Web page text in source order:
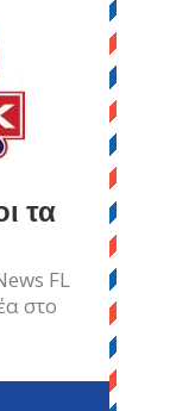
τα
FL
στο